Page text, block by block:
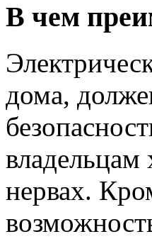
В чем
дома,
нервах.